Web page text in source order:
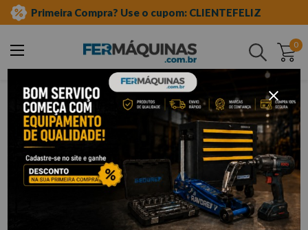
Primeira Compra? Use o cupom: CLIENTEFELIZ
0
Buscar
ferramentas manuais
alicates
alicate de anéis